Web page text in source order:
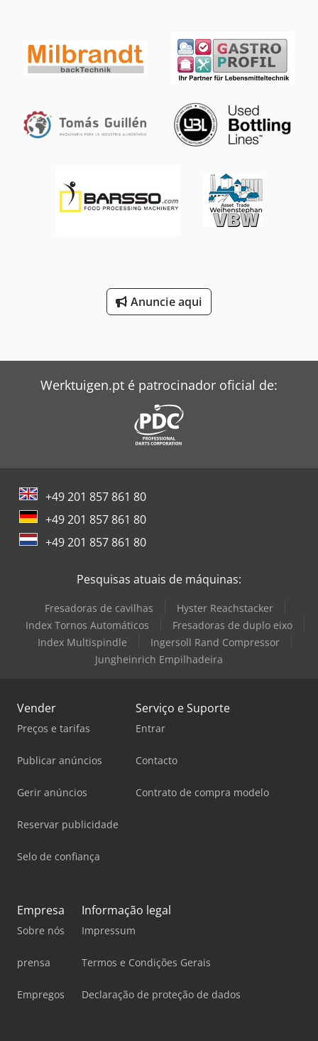
Anuncie aqui
Werktuigen.pt é patrocinador oficial de:
+49 201 857 861 80
+49 201 857 861 80
+49 201 857 861 80
Pesquisas atuais de máquinas:
Fresadoras de cavilhas
Hyster Reachstacker
Index Tornos Automáticos
Fresadoras de duplo eixo
Index Multispindle
Ingersoll Rand Compressor
Jungheinrich Empilhadeira
Vender
Preços e tarifas
Publicar anúncios
Gerir anúncios
Reservar publicidade
Selo de confiança
Serviço e Suporte
Entrar
Contacto
Contrato de compra modelo
Empresa
Sobre nós
prensa
Empregos
Informação legal
Impressum
Termos e Condições Gerais
Declaração de proteção de dados